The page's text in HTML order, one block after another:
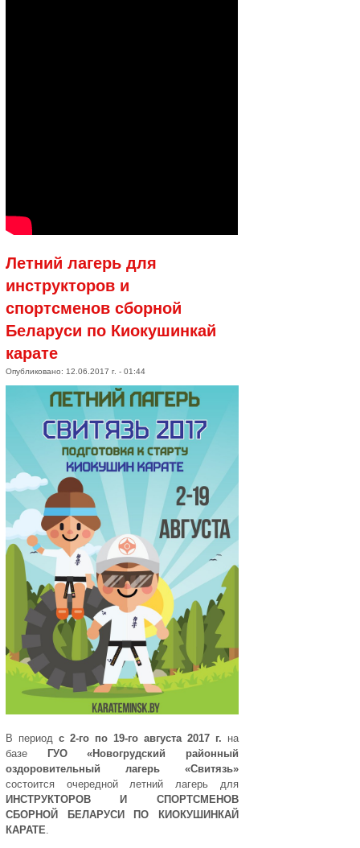
Летний лагерь для
инструкторов и
спортсменов сборной
Беларуси по Киокушинкай
карате
Опубликовано: 12.06.2017 г. - 01:44
В периодс 2-го по 19-го августа 2017 г. на
базе
ГУО «Новогрудский районный
оздоровительный лагерь «Свитязь»
состоится очередной летний лагерь для
ИНСТРУКТОРОВ И СПОРТСМЕНОВ
СБОРНОЙ БЕЛАРУСИ ПО КИОКУШИНКАЙ
КАРАТЕ.